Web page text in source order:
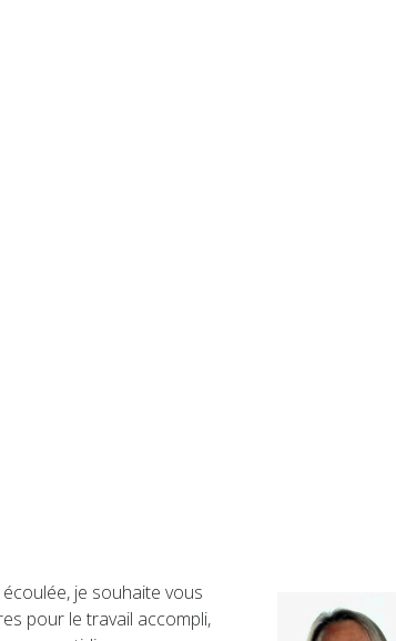
je souhaite vous
pour le travail accompli,